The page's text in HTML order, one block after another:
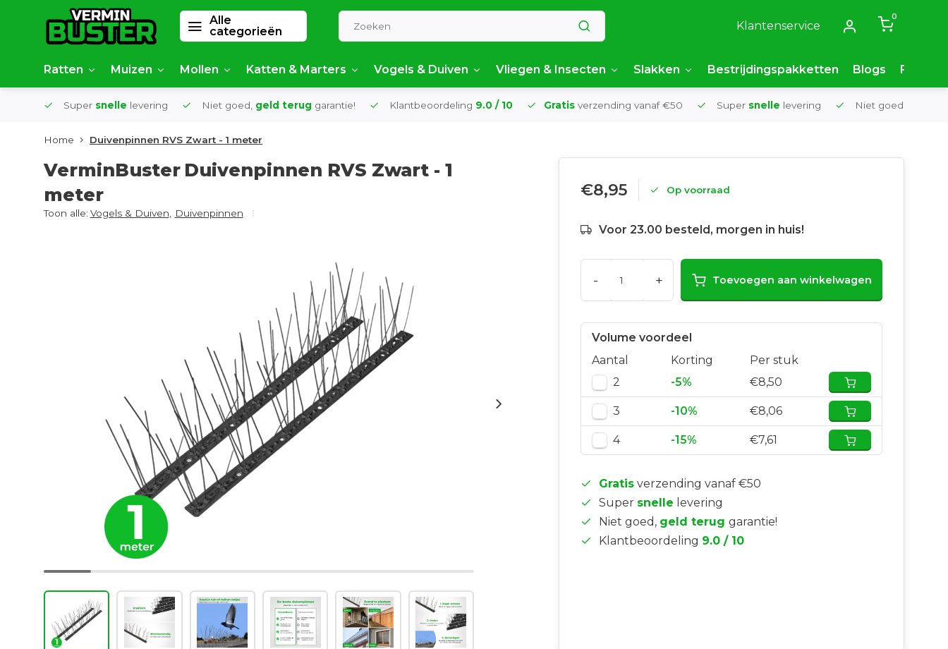
Alle
categorieën
Klantenservice
0
Ratten Muizen Mollen Katten & Marters Vogels & Duiven Vliegen & Insecten Slakken Bestrijdingspakketten Blogs FAQ
Super snelle levering Niet goed, geld terug garantie! Klantbeoordeling 9.0 / 10 Gratis verzending vanaf €50 Super snelle levering Niet goed,
Home Duivenpinnen RVS Zwart - 1 meter
VerminBuster Duivenpinnen RVS Zwart - 1
meter
Toon alle: Vogels & Duiven Duivenpinnen
€8,95 Op voorraad
Voor 23.00 besteld, morgen in huis!
- + Toevoegen aan winkelwagen
Volume voordeel
Aantal
Korting
Per stuk
2
-5% €8,50
3 -10% €8,06
4 -15% €7,61
Gratis verzending vanaf €50
Super snelle levering
Niet goed, geld terug garantie!
Klantbeoordeling 9.0 / 10